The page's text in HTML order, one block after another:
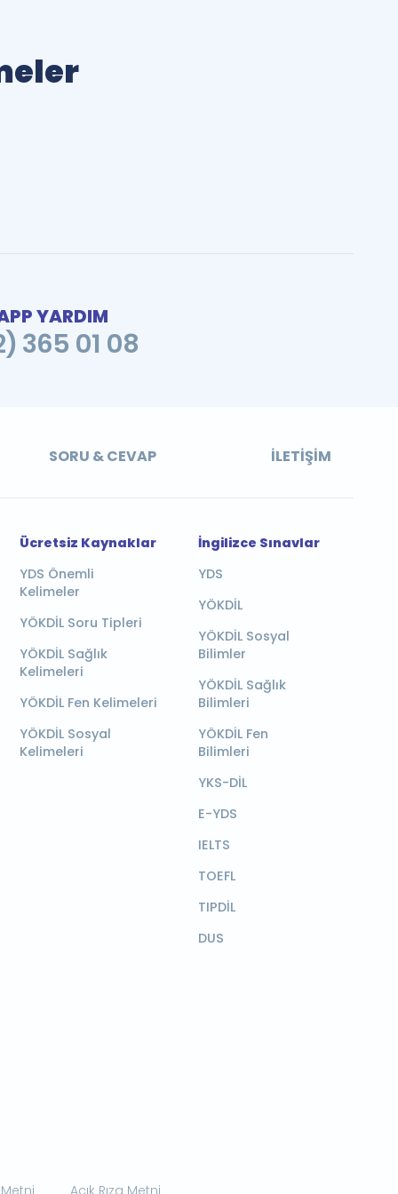
YARDIM
365 01 08
SORU & CEVAP İLETIŞIM
Ücretsiz Kaynaklar
YDS Önemli
Kelimeler
YÖKDİL Soru Tipleri
YÖKDİL Sağlık
Kelimeleri
YÖKDİL Fen Kelimeleri
YÖKDİL Sosyal
Kelimeleri
İngilizce Sınavlar
YDS
YÖKDİL
YÖKDİL Sosyal
Bilimler
YÖKDİL Sağlık
Bilimleri
YÖKDİL Fen
Bilimleri
YKS-DİL
E-YDS
IELTS
TOEFL
TIPDİL
DUS
Açık Rıza Metni